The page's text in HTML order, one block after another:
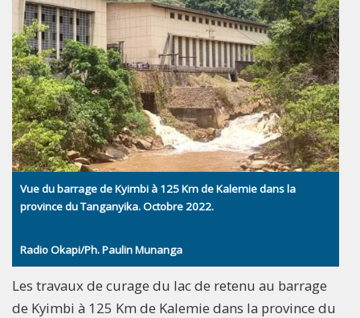
Vue du barrage de Kyimbi à 125 Km de Kalemie dans la
province du Tanganyika. Octobre 2022.
Radio Okapi/Ph. Paulin Munanga
Les travaux de curage du lac de retenu au barrage
de Kyimbi à 125 Km de Kalemie dans la province du